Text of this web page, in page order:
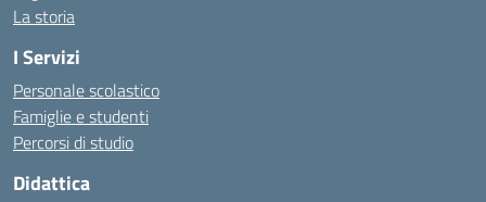
La storia
I Servizi
Personale scolastico
Famiglie e studenti
Percorsi di studio
Didattica